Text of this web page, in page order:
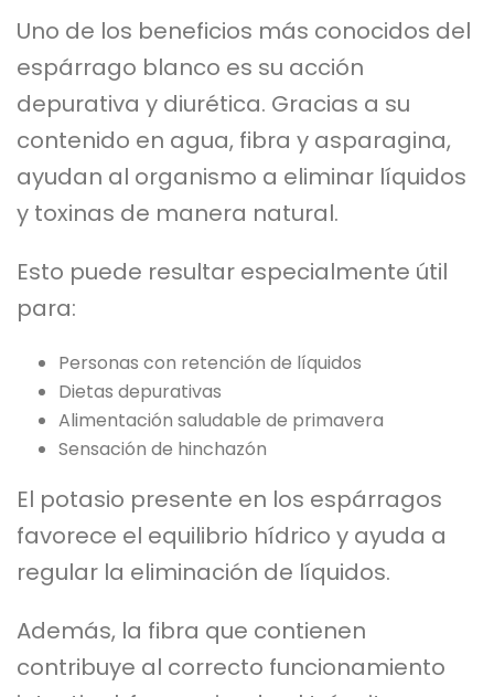
Uno de los beneficios más conocidos del
espárrago blanco es su acción
depurativa y diurética. Gracias a su
contenido en agua, fibra y asparagina,
ayudan al organismo a eliminar líquidos
y toxinas de manera natural.
Esto puede resultar especialmente útil
para:
Personas con retención de líquidos
Dietas depurativas
Alimentación saludable de primavera
Sensación de hinchazón
El potasio presente en los espárragos
favorece el equilibrio hídrico y ayuda a
regular la eliminación de líquidos.
Además, la fibra que contienen
contribuye al correcto funcionamiento